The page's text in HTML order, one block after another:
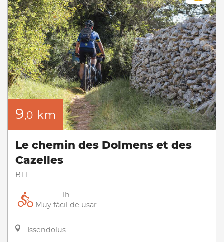
9,0 km
Le chemin des Dolmens et des
Cazelles
BTT
1h
Muy fácil de usar
Issendolus